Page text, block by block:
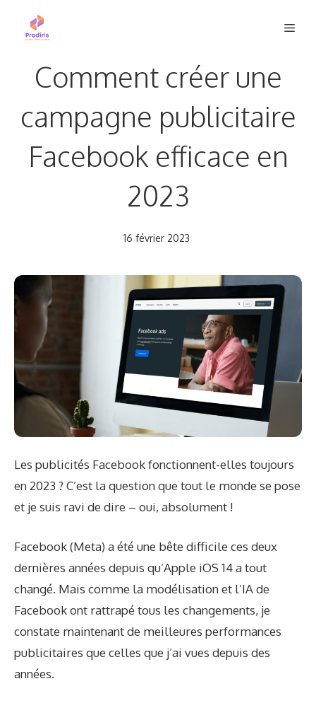
Comment créer une
campagne publicitaire
Facebook efficace en
2023
16 février 2023
Les publicités Facebook fonctionnent-elles toujours
en 2023 ? C’est la question que tout le monde se pose
et je suis ravi de dire – oui, absolument !
Facebook (Meta) a été une bête difficile ces deux
dernières années depuis qu’Apple iOS 14 a tout
changé. Mais comme la modélisation et l’IA de
Facebook ont ​​rattrapé tous les changements, je
constate maintenant de meilleures performances
publicitaires que celles que j’ai vues depuis des
années.